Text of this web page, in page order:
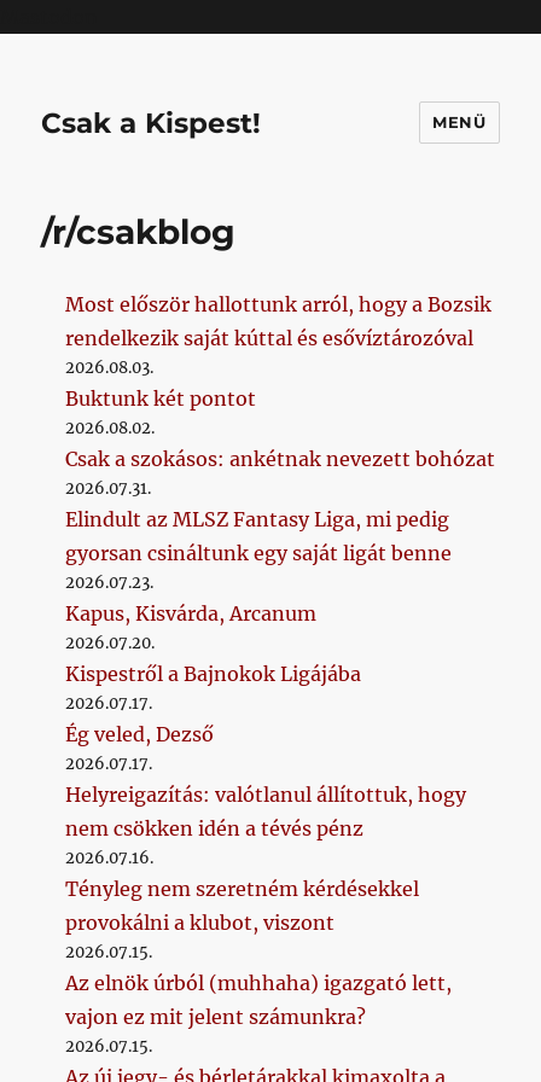
Csak a Kispest! MENÜ
/r/csakblog
Most először hallottunk arról, hogy a Bozsik
rendelkezik saját kúttal és esővíztározóval
2026.08.03.
Buktunk két pontot
2026.08.02.
Csak a szokásos: ankétnak nevezett bohózat
2026.07.31.
Elindult az MLSZ Fantasy Liga, mi pedig
gyorsan csináltunk egy saját ligát benne
2026.07.23.
Kapus, Kisvárda, Arcanum
2026.07.20.
Kispestről a Bajnokok Ligájába
2026.07.17.
Ég veled, Dezső
2026.07.17.
Helyreigazítás: valótlanul állítottuk, hogy
nem csökken idén a tévés pénz
2026.07.16.
Tényleg nem szeretném kérdésekkel
provokálni a klubot, viszont
2026.07.15.
Az elnök úrból (muhhaha) igazgató lett,
vajon ez mit jelent számunkra?
2026.07.15.
Az új jegy- és bérletárakkal kimaxolta a